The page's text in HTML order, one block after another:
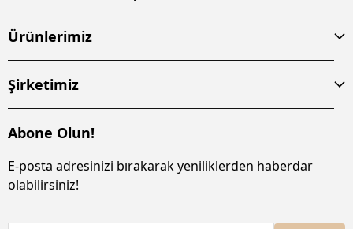
Ürünlerimiz
Şirketimiz
Abone Olun!
E-posta adresinizi bırakarak yeniliklerden haberdar
olabilirsiniz!